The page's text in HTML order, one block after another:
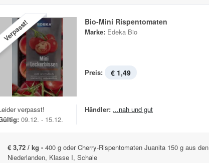
Verpasst! Bio-Mini Rispentomaten
Marke: Edeka Bio
Preis: € 1,49
verpasst!
09.12. - 15.12.
Händler: ...nah und gut
€ 3,72 / kg - 400 g oder Cherry-Rispentomaten Juanita 150 g aus den
Niederlanden, Klasse I, Schale